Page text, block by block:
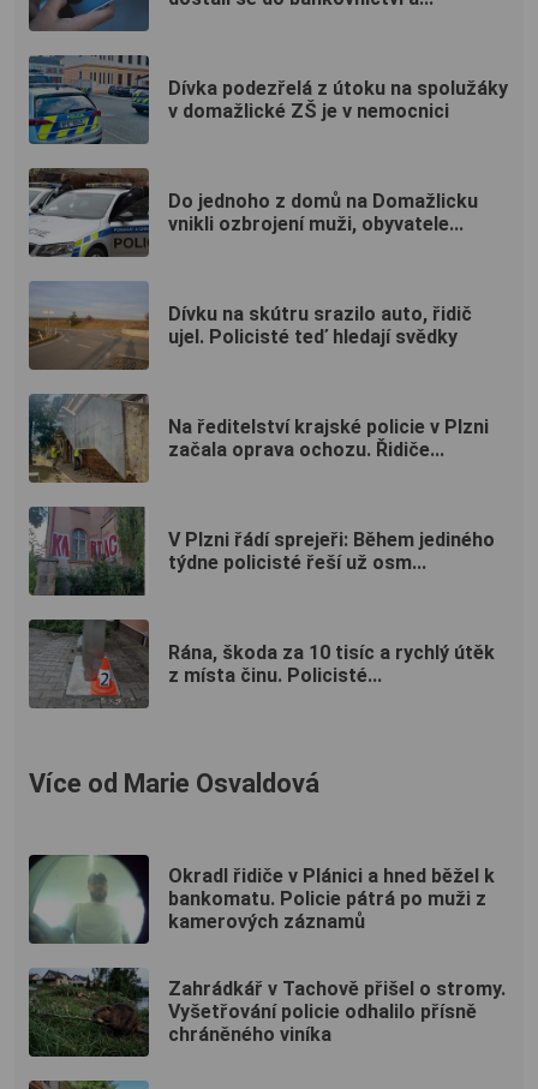
Dívka podezřelá z útoku na spolužáky
v domažlické ZŠ je v nemocnici
Do jednoho z domů na Domažlicku
vnikli ozbrojení muži, obyvatele...
Dívku na skútru srazilo auto, řidič
ujel. Policisté teď hledají svědky
Na ředitelství krajské policie v Plzni
začala oprava ochozu. Řidiče...
V Plzni řádí sprejeři: Během jediného
týdne policisté řeší už osm...
Rána, škoda za 10 tisíc a rychlý útěk
z místa činu. Policisté...
Více od Marie Osvaldová
Okradl řidiče v Plánici a hned běžel k
bankomatu. Policie pátrá po muži z
kamerových záznamů
Zahrádkář v Tachově přišel o stromy.
Vyšetřování policie odhalilo přísně
chráněného viníka